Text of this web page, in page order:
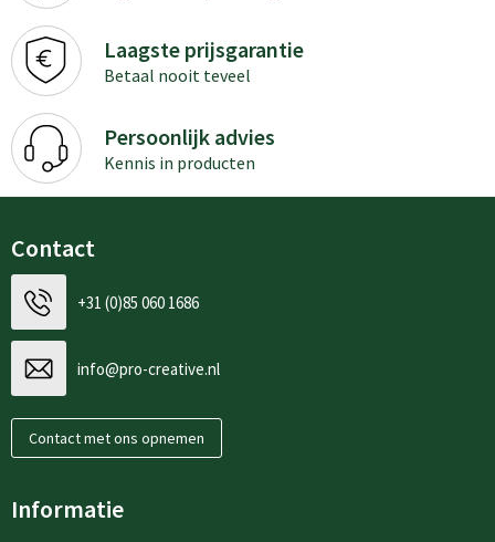
Laagste prijsgarantie
Betaal nooit teveel
Persoonlijk advies
Kennis in producten
Contact
+31 (0)85 060 1686
info@pro-creative.nl
Contact met ons opnemen
Informatie